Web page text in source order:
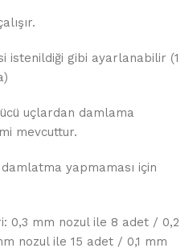
istenildiği gibi ayarlanabilir (1
uçlardan damlama
mevcuttur.
yapmaması için
0,3 mm nozul ile 8 adet / 0,2
nozul ile 15 adet / 0,1 mm